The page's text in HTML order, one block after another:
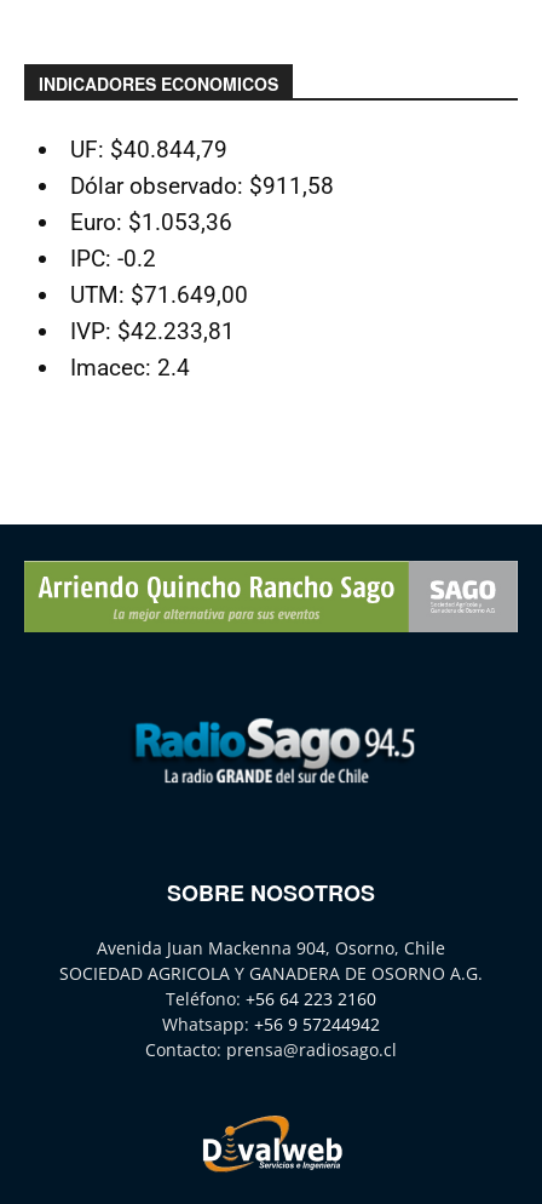
INDICADORES ECONOMICOS
UF: $40.844,79
Dólar observado: $911,58
Euro: $1.053,36
IPC: -0.2
UTM: $71.649,00
IVP: $42.233,81
Imacec: 2.4
SOBRE NOSOTROS
Avenida Juan Mackenna 904, Osorno, Chile
SOCIEDAD AGRICOLA Y GANADERA DE OSORNO A.G.
Teléfono: +56 64 223 2160
Whatsapp: +56 9 57244942
Contacto: prensa@radiosago.cl